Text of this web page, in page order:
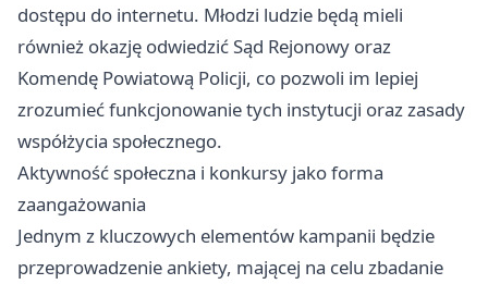
dostępu do internetu. Młodzi ludzie będą mieli
również okazję odwiedzić Sąd Rejonowy oraz
Komendę Powiatową Policji, co pozwoli im lepiej
zrozumieć funkcjonowanie tych instytucji oraz zasady
współżycia społecznego.
Aktywność społeczna i konkursy jako forma
zaangażowania
Jednym z kluczowych elementów kampanii będzie
przeprowadzenie ankiety, mającej na celu zbadanie